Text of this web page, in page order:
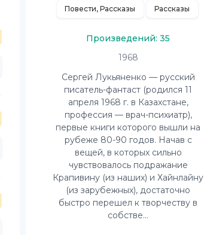
Повести, Рассказы Рассказы
Произведений: 35
1968
Сергей Лукьяненко — русский
писатель-фантаст (родился 11
апреля 1968 г. в Казахстане,
профессия — врач-психиатр),
первые книги которого вышли на
рубеже 80-90 годов. Начав с
вещей, в которых сильно
чувствовалось подражание
Крапивину (из наших) и Хайнлайну
(из зарубежных), достаточно
быстро перешел к творчеству в
собстве...